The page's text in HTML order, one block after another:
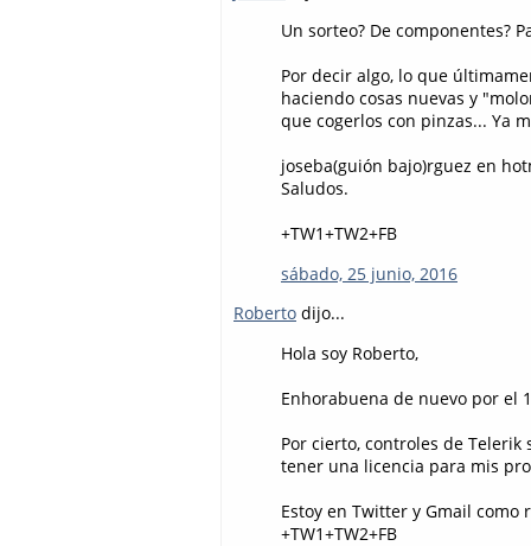
Un sorteo? De componentes?
Por decir algo, lo que
haciendo cosas nuevas y
que cogerlos con pinzas... Ya
joseba(guión bajo)rguez en
Saludos.
+TW1+TW2+FB
sábado, 25 junio, 2016
Roberto dijo...
Hola soy Roberto,
Enhorabuena de nuevo por el
Por cierto, controles de
tener una licencia para mis
Estoy en Twitter y Gmail como
+TW1+TW2+FB